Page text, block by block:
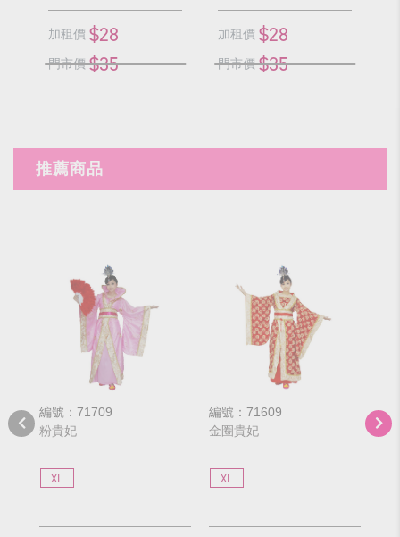
加租價 $28
門市價 $35
加租價 $28
門市價 $35
推薦商品
編號：71709
粉貴妃
XL
編號：71609
金圈貴妃
XL
編
紅